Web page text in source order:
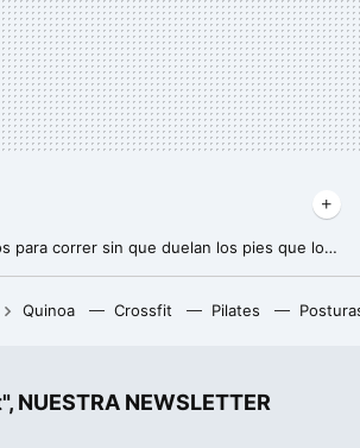
Los siete consejos para correr sin que duelan los pies que los expertos de Harvard recomiendan
Quinoa Crossfit Pilates
NUESTRA NEWSLETTER